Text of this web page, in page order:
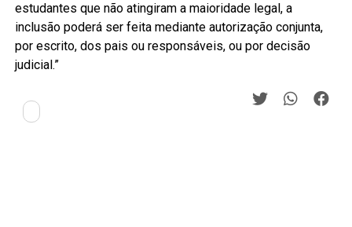
estudantes que não atingiram a maioridade legal, a
inclusão poderá ser feita mediante autorização conjunta,
por escrito, dos pais ou responsáveis, ou por decisão
judicial.”